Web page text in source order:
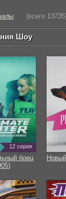
(всего
Шоу
12 серия
боец